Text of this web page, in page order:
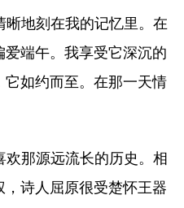
晰地刻在我的记忆里。在
端午。我享受它深沉的
如约而至。在那一天情
那源远流长的历史。相
诗人屈原很受楚怀王器